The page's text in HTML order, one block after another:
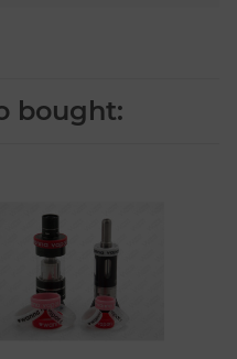
bought: